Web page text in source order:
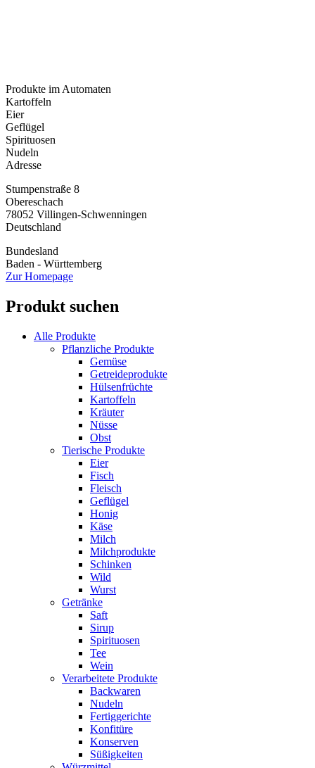
Produkte im Automaten
Kartoffeln
Eier
Geflügel
Spirituosen
Nudeln
Adresse
Stumpenstraße 8
Obereschach
78052 Villingen-Schwenningen
Deutschland
Bundesland
Baden - Württemberg
Zur Homepage
Produkt suchen
Alle Produkte
Pflanzliche Produkte
Gemüse
Getreideprodukte
Hülsenfrüchte
Kartoffeln
Kräuter
Nüsse
Obst
Tierische Produkte
Eier
Fisch
Fleisch
Geflügel
Honig
Käse
Milch
Milchprodukte
Schinken
Wild
Wurst
Getränke
Saft
Sirup
Spirituosen
Tee
Wein
Verarbeitete Produkte
Backwaren
Nudeln
Fertiggerichte
Konfitüre
Konserven
Süßigkeiten